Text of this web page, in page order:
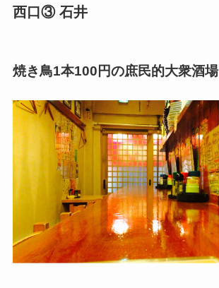
西口③ 石井
焼き鳥1本100円の庶民的大衆酒場